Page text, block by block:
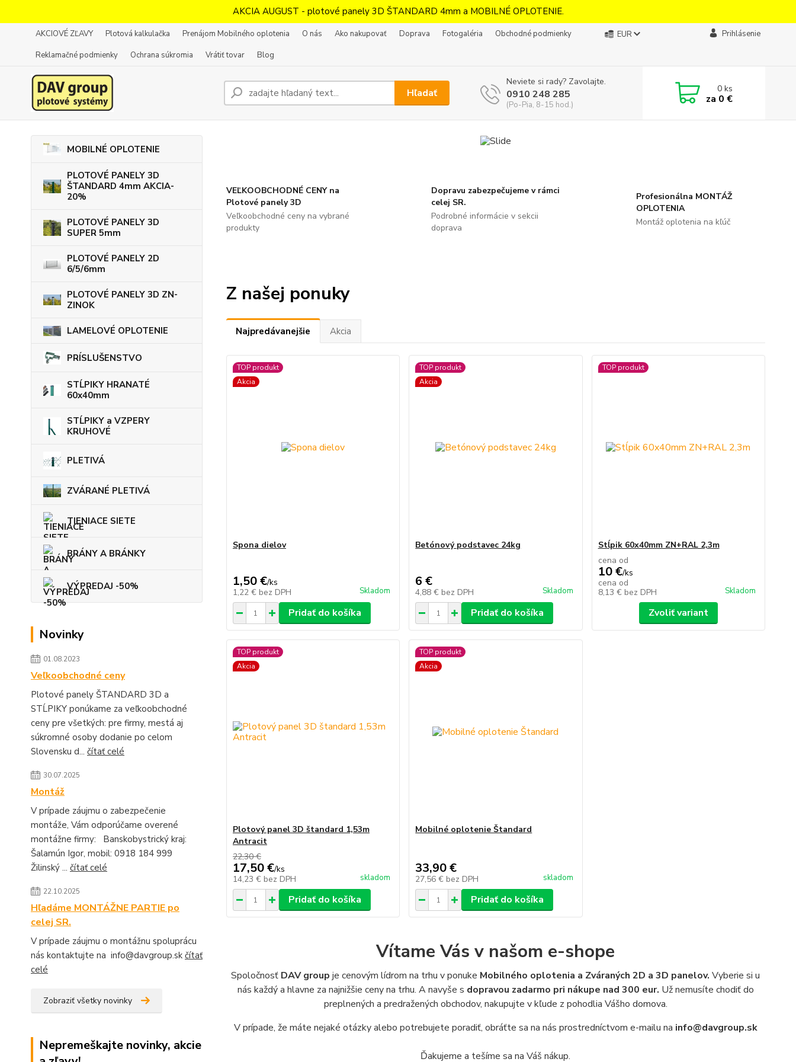
AKCIA AUGUST - plotové panely 3D ŠTANDARD 4mm a MOBILNÉ OPLOTENIE.
AKCIOVÉ ZĽAVY Plotová kalkulačka Prenájom Mobilného oplotenia O nás Ako nakupovať Doprava Fotogaléria
Obchodné podmienky
Reklamačné podmienky
Ochrana súkromia Vrátiť tovar Blog
EUR Prihlásenie
Hľadať
Neviete si rady? Zavolajte.
0910 248 285
(Po-Pia, 8-15 hod.)
0ks
za 0 €
MOBILNÉ OPLOTENIE
PLOTOVÉ PANELY 3D
ŠTANDARD 4mm AKCIA-
20%
PLOTOVÉ PANELY 3D
SUPER 5mm
PLOTOVÉ PANELY 2D
6/5/6mm
PLOTOVÉ PANELY 3D ZN-
ZINOK
LAMELOVÉ OPLOTENIE
PRÍSLUŠENSTVO
STĹPIKY HRANATÉ
60x40mm
STĹPIKY a VZPERY
KRUHOVÉ
PLETIVÁ
ZVÁRANÉ PLETIVÁ
TIENIACE SIETE
BRÁNY A BRÁNKY
VÝPREDAJ -50%
Novinky
01.08.2023
Veľkoobchodné ceny
Plotové panely ŠTANDARD 3D a
STĹPIKY ponúkame za veľkoobchodné
ceny pre všetkých: pre firmy, mestá aj
súkromné osoby dodanie po celom
Slovensku d... čítať celé
30.07.2025
Montáž
V prípade záujmu o zabezpečenie
montáže, Vám odporúčame overené
montážne firmy: Banskobystrický kraj:
Šalamún Igor, mobil: 0918 184 999
Žilinský ... čítať celé
22.10.2025
Hľadáme MONTÁŽNE PARTIE po
celej SR.
V prípade záujmu o montážnu spoluprácu
nás kontaktujte na info@davgroup.sk čítať
celé
Zobraziť všetky novinky
Nepremeškajte novinky, akcie
VEĽKOOBCHODNÉ CENY na
Plotové panely 3D
Veľkoobchodné ceny na vybrané
produkty
Dopravu zabezpečujeme v rámci
celej SR.
Podrobné informácie v sekcii
doprava
Profesionálna MONTÁŽ
OPLOTENIA
Montáž oplotenia na kľúč
Z našej ponuky
Najpredávanejšie Akcia
TOP produkt
Akcia
Spona dielov
1,50 €/ks
1,22 € bez DPH Skladom
Pridať do košíka
TOP produkt
Akcia
Betónový podstavec 24kg
6 €
4,88 € bez DPH Skladom
Pridať do košíka
TOP produkt
Stĺpik 60x40mm ZN+RAL 2,3m
cena od
10 €/ks
cena od
8,13 € bez DPH Skladom
Zvoliť variant
TOP produkt
Akcia
Plotový panel 3D štandard 1,53m
Antracit
22,30 €
17,50 €/ks
14,23 € bez DPH skladom
Pridať do košíka
TOP produkt
Akcia
Mobilné oplotenie Štandard
33,90 €
27,56 € bez DPH skladom
Pridať do košíka
Vítame Vás v našom e-shope
Spoločnosť DAV group je cenovým lídrom na trhu v ponuke Mobilného oplotenia a Zváraných 2D a 3D panelov. Vyberie si u
nás každý a hlavne za najnižšie ceny na trhu. A navyše s dopravou zadarmo pri nákupe nad 300 eur. Už nemusíte chodiť do
preplnených a predražených obchodov, nakupujte v kľude z pohodlia Vášho domova.
V prípade, že máte nejaké otázky alebo potrebujete poradiť, obráťte sa na nás prostredníctvom e-mailu na info@davgroup.sk
Ďakujeme a tešíme sa na Váš nákup.